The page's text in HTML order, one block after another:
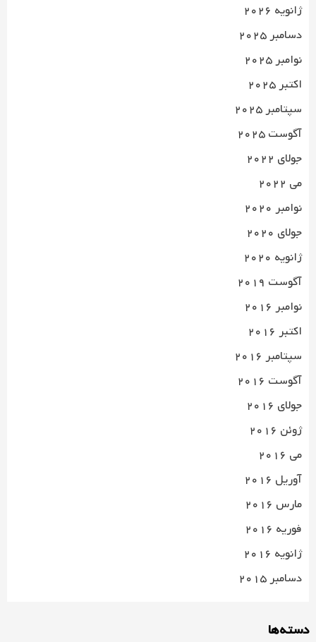
ژانویه 2026
دسامبر 2025
نوامبر 2025
اکتبر 2025
سپتامبر 2025
آگوست 2025
جولای 2022
می 2022
نوامبر 2020
جولای 2020
ژانویه 2020
آگوست 2019
نوامبر 2016
اکتبر 2016
سپتامبر 2016
آگوست 2016
جولای 2016
ژوئن 2016
می 2016
آوریل 2016
مارس 2016
فوریه 2016
ژانویه 2016
دسامبر 2015
دسته‌ها